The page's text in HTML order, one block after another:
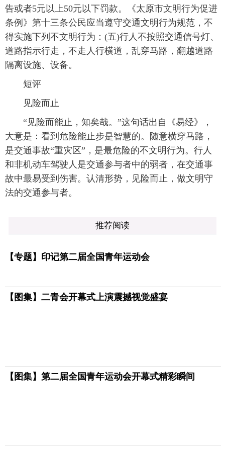
告或者5元以上50元以下罚款。《太原市文明行为促进
条例》第十三条公民应当遵守交通文明行为规范，不
得实施下列不文明行为：(五)行人不按照交通信号灯、
道路指示行走，不走人行横道，乱穿马路，翻越道路
隔离设施、设备。
短评
见险而止
“见险而能止，知矣哉。”这句话出自《易经》，
大意是：看到危险能止步是智慧的。随意横穿马路，
是交通事故“重灾区”，是最危险的不文明行为。行人
和非机动车驾驶人是交通参与者中的弱者，在交通事
故中最易受到伤害。认清形势，见险而止，做文明守
法的交通参与者。
推荐阅读
【专题】印记第二届全国青年运动会
【图集】二青会开幕式上演震撼视觉盛宴
【图集】第二届全国青年运动会开幕式精彩瞬间